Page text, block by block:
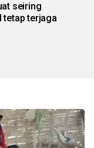
seiring
tetap terjaga